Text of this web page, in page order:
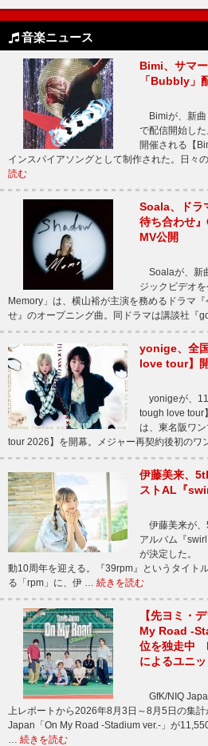
音楽ニュース
Bimi、サマ
「Bubbly」
Bimiが、新曲
で配信開始し
開催される【
インスパイアソングとして制作された。日々
読む
Soala、ドラ
待ち合わせ
MV公開
Soalaが、新
ジックビデオ
Memory」は、横山裕が主演を務めるドラマ
せ』のオープニング曲。同ドラマは講談社『
yonige、全
love tour】
yonigeが、11
tough love
は、東名阪ワ
tour 2026】を開幕。メジャー再契約後初のワ
伊藤美来、
ストAL『
伊藤美来が、
アルバム『
が決定した。
動10周年を迎える。『39rpm』というタイト
る「rpm」に、伊 … 続きを読む
【先ヨミ・
My Road -
位を独走中
によるユニ
GfK/NIQ
上レポートから2026年8月3日～8月5日の集
Japan「On My Road -Stadium ver.-」が
… 続きを読む